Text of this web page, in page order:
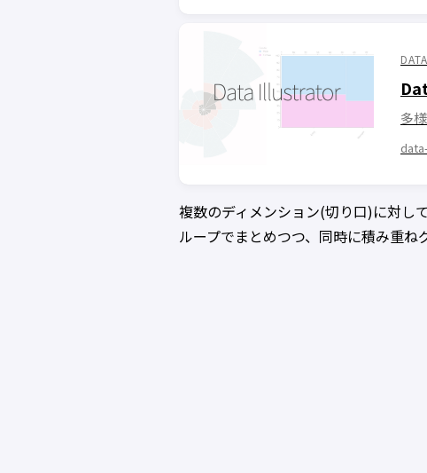
多
複数のディメンション(切り口)に対し
ループでまとめつつ、同時に積み重ね